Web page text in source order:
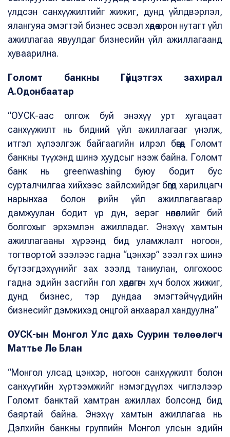
үлдсэн санхүүжилтийг жижиг, дунд үйлдвэрлэл,
ялангуяа эмэгтэй бизнес эсвэл хөдөө орон нутагт үйл
ажиллагаа явуулдаг бизнесийн үйл ажиллагаанд
хуваарилна.
Голомт банкны Гүйцэтгэх захирал
А.Одонбаатар
“ОУСК-аас олгож буй энэхүү урт хугацаат
санхүүжилт нь бидний үйл ажиллагааг үнэлж,
итгэл хүлээлгэж байгаагийн илрэл бөгөөд Голомт
банкны түүхэнд шинэ хуудсыг нээж байна. Голомт
банк нь greenwashing буюу бодит бус
сурталчилгаа хийхээс зайлсхийдэг бөгөөд харилцагч
нарынхаа болон өөрийн үйл ажиллагаагаар
дамжуулан бодит үр дүн, эерэг нөлөөллийг бий
болгохыг эрхэмлэн ажилладаг. Энэхүү хамтын
ажиллагааны хүрээнд бид уламжлалт ногоон,
тогтвортой зээлээс гадна “цэнхэр” зээл гэх шинэ
бүтээгдэхүүнийг зах зээлд таниулан, олгохоос
гадна эдийн засгийн гол хөдөлгөгч хүч болох жижиг,
дунд бизнес, тэр дундаа эмэгтэйчүүдийн
бизнесийг дэмжихэд онцгой анхаарал хандуулна”
ОУСК-ын Монгол Улс дахь Суурин төлөөлөгч
Маттье Лө Блан
“Монгол улсад цэнхэр, ногоон санхүүжилт болон
санхүүгийн хүртээмжийг нэмэгдүүлэх чиглэлээр
Голомт банктай хамтран ажиллах болсонд бид
баяртай байна. Энэхүү хамтын ажиллагаа нь
Дэлхийн банкны группийн Монгол улсын эдийн